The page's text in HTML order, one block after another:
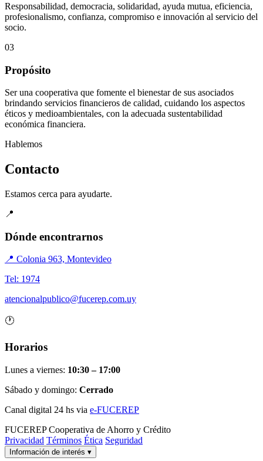
Responsabilidad, democracia, solidaridad, ayuda mutua, eficiencia,
profesionalismo, confianza, compromiso e innovación al servicio del
socio.
03
Propósito
Ser una cooperativa que fomente el bienestar de sus asociados
brindando servicios financieros de calidad, cuidando los aspectos
éticos y medioambientales, con la adecuada sustentabilidad
económica financiera.
Hablemos
Contacto
Estamos cerca para ayudarte.
📍
Dónde encontrarnos
📍 Colonia 963, Montevideo
Tel: 1974
atencionalpublico@fucerep.com.uy
🕐
Horarios
Lunes a viernes: 10:30 – 17:00
Sábado y domingo: Cerrado
Canal digital 24 hs via e-FUCEREP
FUCEREP Cooperativa de Ahorro y Crédito
Privacidad Términos Ética Seguridad
Información de interés ▾